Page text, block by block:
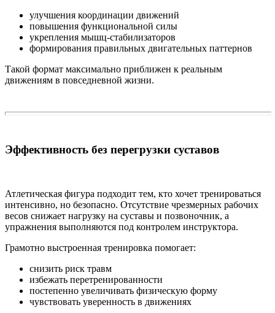
улучшения координации движений
повышения функциональной силы
укрепления мышц-стабилизаторов
формирования правильных двигательных паттернов
Такой формат максимально приближен к реальным
движениям в повседневной жизни.
Эффективность без перегрузки суставов
Атлетическая фигура подходит тем, кто хочет тренироваться
интенсивно, но безопасно. Отсутствие чрезмерных рабочих
весов снижает нагрузку на суставы и позвоночник, а
упражнения выполняются под контролем инструктора.
Грамотно выстроенная тренировка помогает:
снизить риск травм
избежать перетренированности
постепенно увеличивать физическую форму
чувствовать уверенность в движениях